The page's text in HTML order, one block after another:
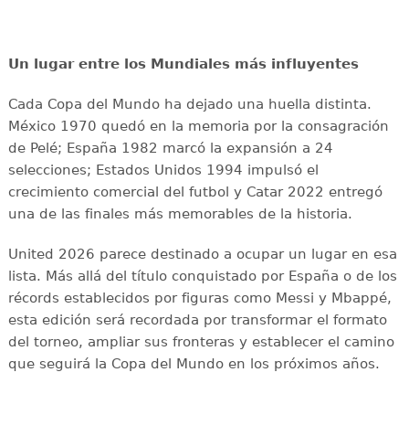
Un lugar entre los Mundiales más influyentes
Cada Copa del Mundo ha dejado una huella distinta.
México 1970 quedó en la memoria por la consagración
de Pelé; España 1982 marcó la expansión a 24
selecciones; Estados Unidos 1994 impulsó el
crecimiento comercial del futbol y Catar 2022 entregó
una de las finales más memorables de la historia.
United 2026 parece destinado a ocupar un lugar en esa
lista. Más allá del título conquistado por España o de los
récords establecidos por figuras como Messi y Mbappé,
esta edición será recordada por transformar el formato
del torneo, ampliar sus fronteras y establecer el camino
que seguirá la Copa del Mundo en los próximos años.